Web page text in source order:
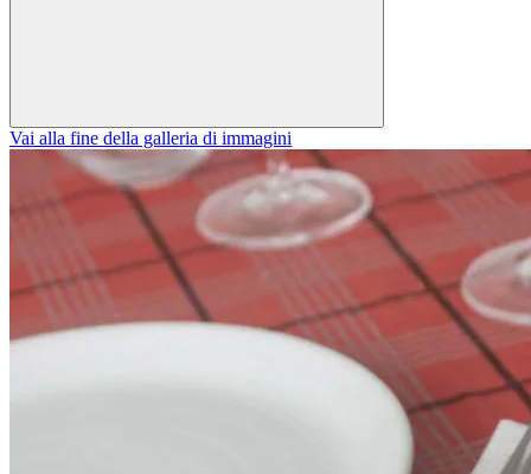
Vai alla fine della galleria di immagini